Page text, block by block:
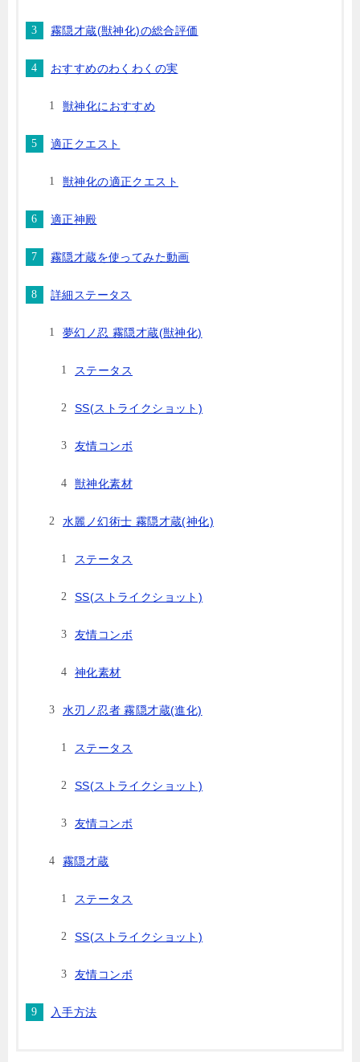
霧隠才蔵(獣神化)の総合評価
おすすめのわくわくの実
獣神化におすすめ
適正クエスト
獣神化の適正クエスト
適正神殿
霧隠才蔵を使ってみた動画
詳細ステータス
夢幻ノ忍 霧隠才蔵(獣神化)
ステータス
SS(ストライクショット)
友情コンボ
獣神化素材
水麗ノ幻術士 霧隠才蔵(神化)
ステータス
SS(ストライクショット)
友情コンボ
神化素材
水刃ノ忍者 霧隠才蔵(進化)
ステータス
SS(ストライクショット)
友情コンボ
霧隠才蔵
ステータス
SS(ストライクショット)
友情コンボ
入手方法